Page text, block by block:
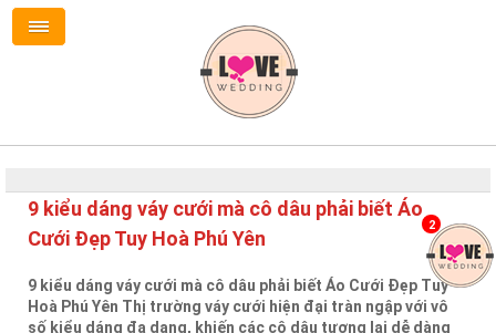
9 kiểu dáng váy cưới mà cô dâu phải biết Áo
Cưới Đẹp Tuy Hoà Phú Yên
9 kiểu dáng váy cưới mà cô dâu phải biết Áo Cưới Đẹp Tuy
Hoà Phú Yên Thị trường váy cưới hiện đại tràn ngập với vô
số kiểu dáng đa dạng, khiến các cô dâu tương lai dễ dàng
2